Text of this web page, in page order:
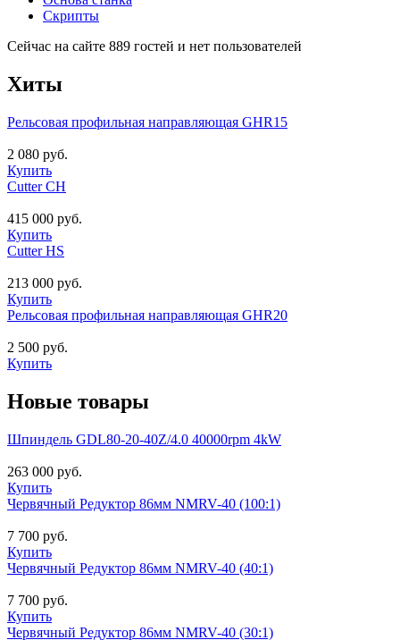
Скрипты
Сейчас на сайте 889 гостей и нет пользователей
Хиты
Рельсовая профильная направляющая GHR15
2 080 руб.
Купить
Cutter CH
415 000 руб.
Купить
Cutter HS
213 000 руб.
Купить
Рельсовая профильная направляющая GHR20
2 500 руб.
Купить
Новые товары
Шпиндель GDL80-20-40Z/4.0 40000rpm 4kW
263 000 руб.
Купить
Червячный Редуктор 86мм NMRV-40 (100:1)
7 700 руб.
Купить
Червячный Редуктор 86мм NMRV-40 (40:1)
7 700 руб.
Купить
Червячный Редуктор 86мм NMRV-40 (30:1)